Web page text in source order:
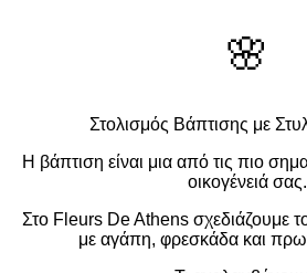
🌸
Στολισμός Βάπτισης με
Η βάπτιση είναι μια από τις πιο
οικογένειά σας.
Στο Fleurs De Athens σχεδιάζουμε
με αγάπη, φρεσκάδα και